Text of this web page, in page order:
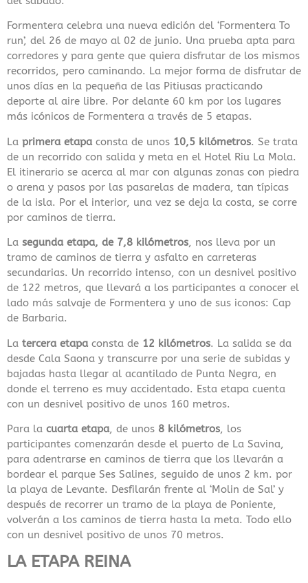
Formentera celebra una nueva edición del ‘Formentera To
run’, del 26 de mayo al 02 de junio. Una prueba apta para
corredores y para gente que quiera disfrutar de los mismos
recorridos, pero caminando. La mejor forma de disfrutar de
unos días en la pequeña de las Pitiusas practicando
deporte al aire libre. Por delante 60 km por los lugares
más icónicos de Formentera a través de 5 etapas.
La primera etapaconsta de unos 10,5 kilómetros. Se trata
de un recorrido con salida y meta en el Hotel Riu La Mola.
El itinerario se acerca al mar con algunas zonas con piedra
o arena y pasos por las pasarelas de madera, tan típicas
de la isla. Por el interior, una vez se deja la costa, se corre
por caminos de tierra.
La segunda etapa, de 7,8 kilómetros, nos lleva por un
tramo de caminos de tierra y asfalto en carreteras
secundarias. Un recorrido intenso, con un desnivel positivo
de 122 metros, que llevará a los participantes a conocer el
lado más salvaje de Formentera y uno de sus iconos: Cap
de Barbaria.
La tercera etapaconsta de 12 kilómetros. La salida se da
desde Cala Saona y transcurre por una serie de subidas y
bajadas hasta llegar al acantilado de Punta Negra, en
donde el terreno es muy accidentado. Esta etapa cuenta
con un desnivel positivo de unos 160 metros.
Para la cuarta etapa, de unos 8 kilómetros, los
participantes comenzarán desde el puerto de La Savina,
para adentrarse en caminos de tierra que los llevarán a
bordear el parque Ses Salines, seguido de unos 2 km. por
la playa de Levante. Desfilarán frente al ‘Molin de Sal’ y
después de recorrer un tramo de la playa de Poniente,
volverán a los caminos de tierra hasta la meta. Todo ello
con un desnivel positivo de unos 70 metros.
LA ETAPA REINA